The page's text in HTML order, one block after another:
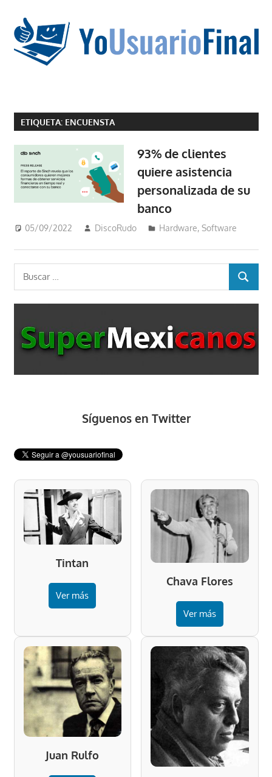
contenido
no
que
estar
en
chino
ETIQUETA: ENCUENSTA
93% de clientes
quiere asistencia
personalizada de su
banco
05/09/2022 DiscoRudo Hardware,Software
Buscar:
BUSCAR
Síguenos en Twitter
Tintan
Ver más
Chava Flores
Ver más
Juan Rulfo